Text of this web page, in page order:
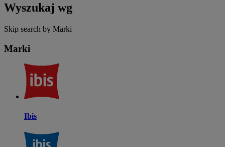
Wyszukaj wg
Skip search by Marki
Marki
Ibis